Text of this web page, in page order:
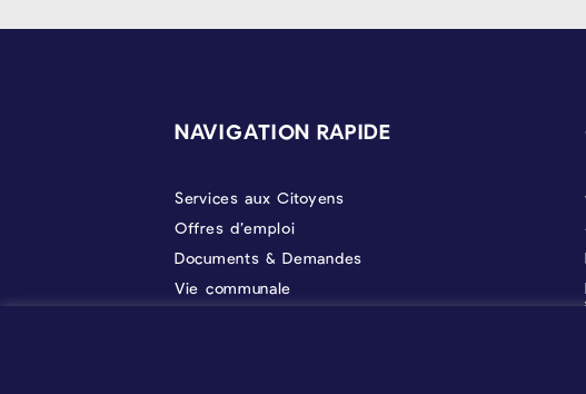
NAVIGATION RAPIDE
Services aux Citoyens
Offres d’emploi
Documents & Demandes
Vie communale